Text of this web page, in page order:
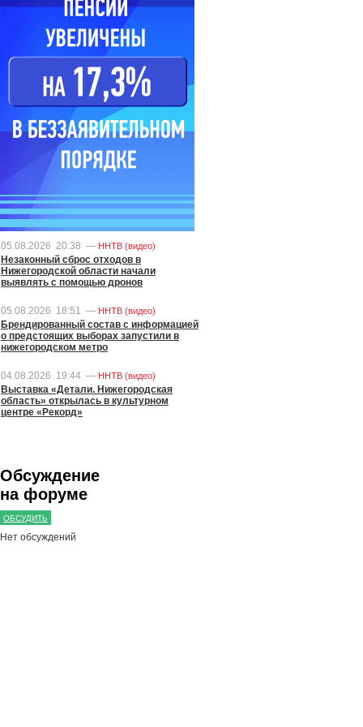
05.08.2026 20:38 — ННТВ (видео)
Незаконный сброс отходов в
Нижегородской области начали
выявлять с помощью дронов
05.08.2026 18:51 — ННТВ (видео)
Брендированный состав с информацией
о предстоящих выборах запустили в
нижегородском метро
04.08.2026 19:44 — ННТВ (видео)
Выставка «Детали. Нижегородская
область» открылась в культурном
центре «Рекорд»
Обсуждение
на форуме
ОБСУДИТЬ
Нет обсуждений